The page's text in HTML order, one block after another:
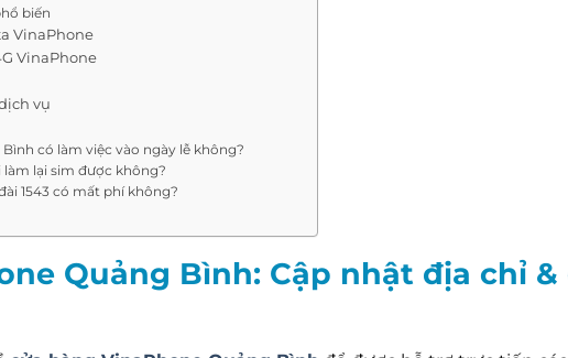
biến
VinaPhone
VinaPhone
vụ
có làm việc vào ngày lễ không?
lại sim được không?
1543 có mất phí không?
Quảng Bình: Cập nhật địa chỉ